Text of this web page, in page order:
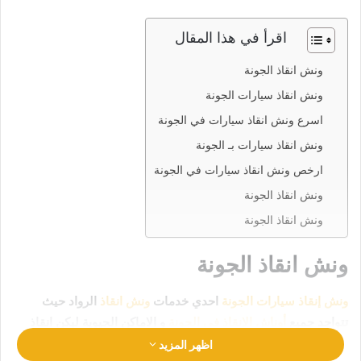
اقرأ في هذا المقال
ونش انقاذ الجونة
ونش انقاذ سيارات الجونة
اسرع ونش انقاذ سيارات في الجونة
ونش انقاذ سيارات بـ الجونة
ارخص ونش انقاذ سيارات في الجونة
ونش انقاذ الجونة
ونش انقاذ الجونة
ونش انقاذ الجونة
ونش إنقاذ سيارات الجونة احدي خدمات ونش انقاذ الرواد حيث
سيارتك في امان تام وراحة رقم ونش انقاذ الجونة
اظهر المزيد